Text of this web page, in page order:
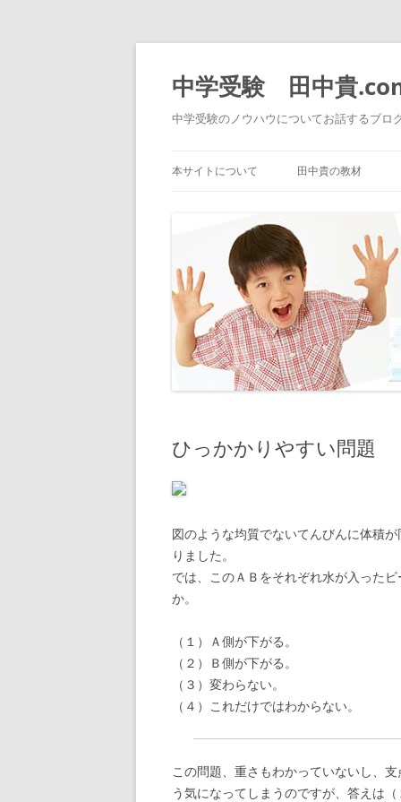
中学受験 田中貴
中学受験のノウハウについてお話するブログ
本サイトについて 田中貴の教材
ひっかかりやすい問題
図のような均質でないてんびんに体積
りました。
では、このＡＢをそれぞれ水が入った
か。
（１）Ａ側が下がる。
（２）Ｂ側が下がる。
（３）変わらない。
（４）これだけではわからない。
この問題、重さもわかっていないし、
う気になってしまうのですが、答えは（